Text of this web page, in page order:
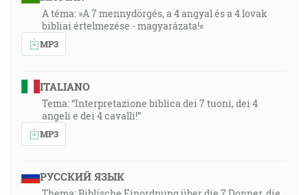
A téma: »A 7 mennydörgés, a 4 angyal és a 4 lovak
bibliai értelmezése - magyarázata!«
MP3
ITALIANO
Tema: “Interpretazione biblica dei 7 tuoni, dei 4
angeli e dei 4 cavalli!”
MP3
РУССКИЙ ЯЗЫК